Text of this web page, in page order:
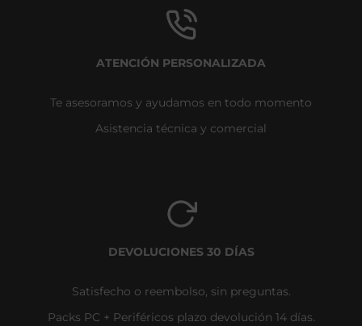
ATENCIÓN PERSONALIZADA
Te asesoramos y ayudamos en todo momento
Asistencia técnica y comercial
DEVOLUCIONES 30 DÍAS
Satisfecho o reembolso, sin preguntas.
Packs PC + Periféricos plazo devolución 14 días.